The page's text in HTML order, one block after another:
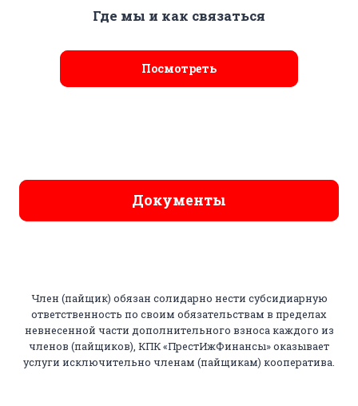
Где мы и как связаться
Посмотреть
Документы
Член (пайщик) обязан солидарно нести субсидиарную
ответственность по своим обязательствам в пределах
невнесенной части дополнительного взноса каждого из
членов (пайщиков), КПК «ПрестИжФинансы» оказывает
услуги исключительно членам (пайщикам) кооператива.